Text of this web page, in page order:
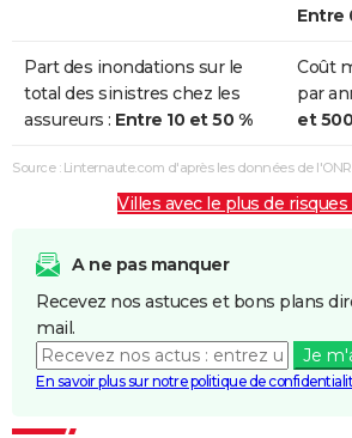
Entre
Part des inondations sur le
total des sinistres chez les
assureurs : Entre 10 et 50 %
Coût
par
et
Source : Linternaute.com d'après les données de
Villes avec le plus de
A ne pas manquer
Recevez nos astuces et bons plans
mail.
Je
En savoir plus sur notre politique de